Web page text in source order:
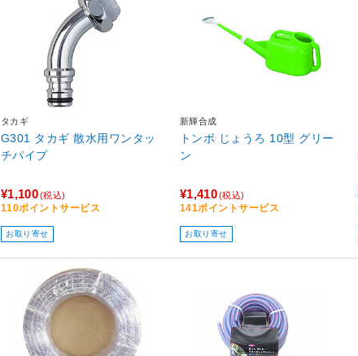
タカギ
G301 タカギ 散水用ワンタッ
チパイプ
¥1,100(税込)
110ポイントサービス
お取り寄せ
新輝合成
トンボ じょうろ 10型 グリー
ン
¥1,410(税込)
141ポイントサービス
お取り寄せ